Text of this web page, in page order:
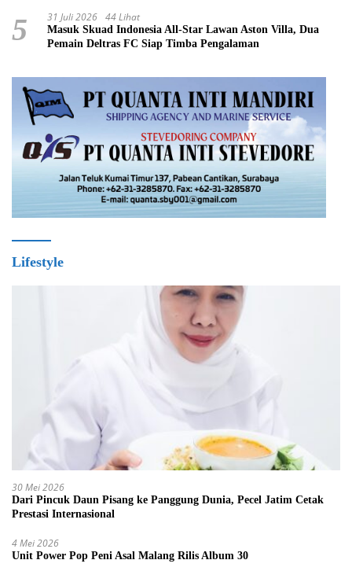
5 31 Juli 2026 44 Lihat
Masuk Skuad Indonesia All-Star Lawan Aston Villa, Dua
Pemain Deltras FC Siap Timba Pengalaman ​
Lifestyle
30 Mei 2026
Dari Pincuk Daun Pisang ke Panggung Dunia, Pecel Jatim Cetak
Prestasi Internasional
4 Mei 2026
Unit Power Pop Peni Asal Malang Rilis Album 30